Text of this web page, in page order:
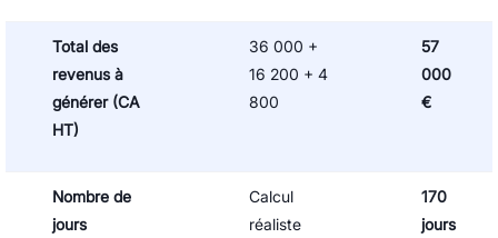
Total des
revenus à
générer (CA
HT)
36 000 +
16 200 + 4
800
57
000
€
Nombre de
jours
Calcul
réaliste
170
jours